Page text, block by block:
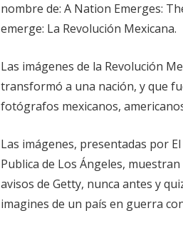
nombre de: A Nation Emerges:
emerge: La Revolución Mexicana.
Las imágenes de la Revolución
transformó a una nación, y que
fotógrafos mexicanos,
Las imágenes, presentadas por
Publica de Los Ángeles,
avisos de Getty, nunca antes y
imagines de un país en guerra